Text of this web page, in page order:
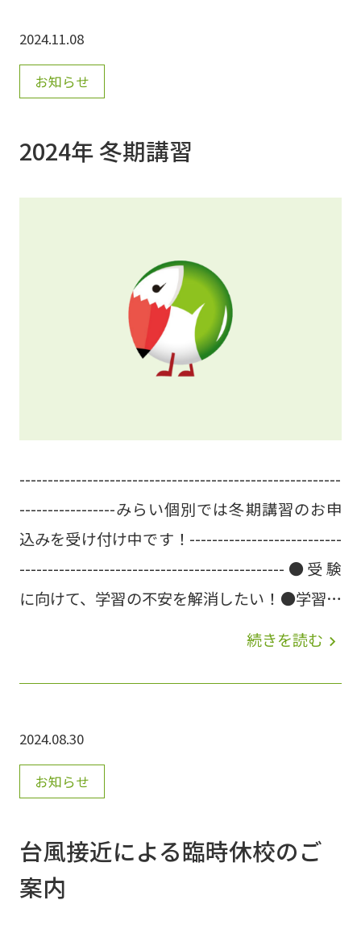
2級からは「入試での優遇措置、単位認定、採
用試験時の英語力アピール」として活用できま
れています。まだ中学３年生の生徒が２級に合
格するために、普段より英検対策用の授業で計
画的に学習を進めてまいりました。２次試験直
ます🎉 ☺本当によく頑張れました☺ みらい
個別は、英検の準会場に指定されておりますの
で、年に３回、自宅近くのいつもの教室で試験
を受けることができます。春期講習、夏期講
こともできます。英検を受けてみたいけれど、
教室 072-832-3751高槻南教室 072-673-
0088南茨木教室 072-665-9717
2024.11.08
お知らせ
2024年 冬期講習
---------------------------------------------------------
-----------------みらい個別では冬期講習のお申
込みを受け付け中です！---------------------------
-----------------------------------------------●受験
に向けて、学習の不安を解消したい！●学習ペ
ースを整え、勉強法を改善したい！●新大学入
み中にかなえたいご希望や解消したいお悩みに
ランをご提案いたします。この冬期講習で効率
よく成果につなげていきます(^_-)-☆ ＜冬期講
2年まで各教室(限定３名)様のみ受付 ＜冬期講
習概要＞■期間①：2024年12月10日（火）～
2025年1月10日（金）■期間②：上記の期間中
続きを読む navigate_next
2024.08.30
お知らせ
台風接近による臨時休校のご
案内